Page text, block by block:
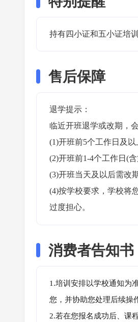
持有四小证和五小证培
售后保障
退学提示：
临近开班退学或改期，
(1)开班前5个工作日及
(2)开班前1-4个工作日(
(3)开班当天及以后需改
(4)按学校要求，学校将
过度担心。
消费者告知书
1.培训安排以学校通知为
您，并协助您处理后续操
2.若在您报名成功后、课